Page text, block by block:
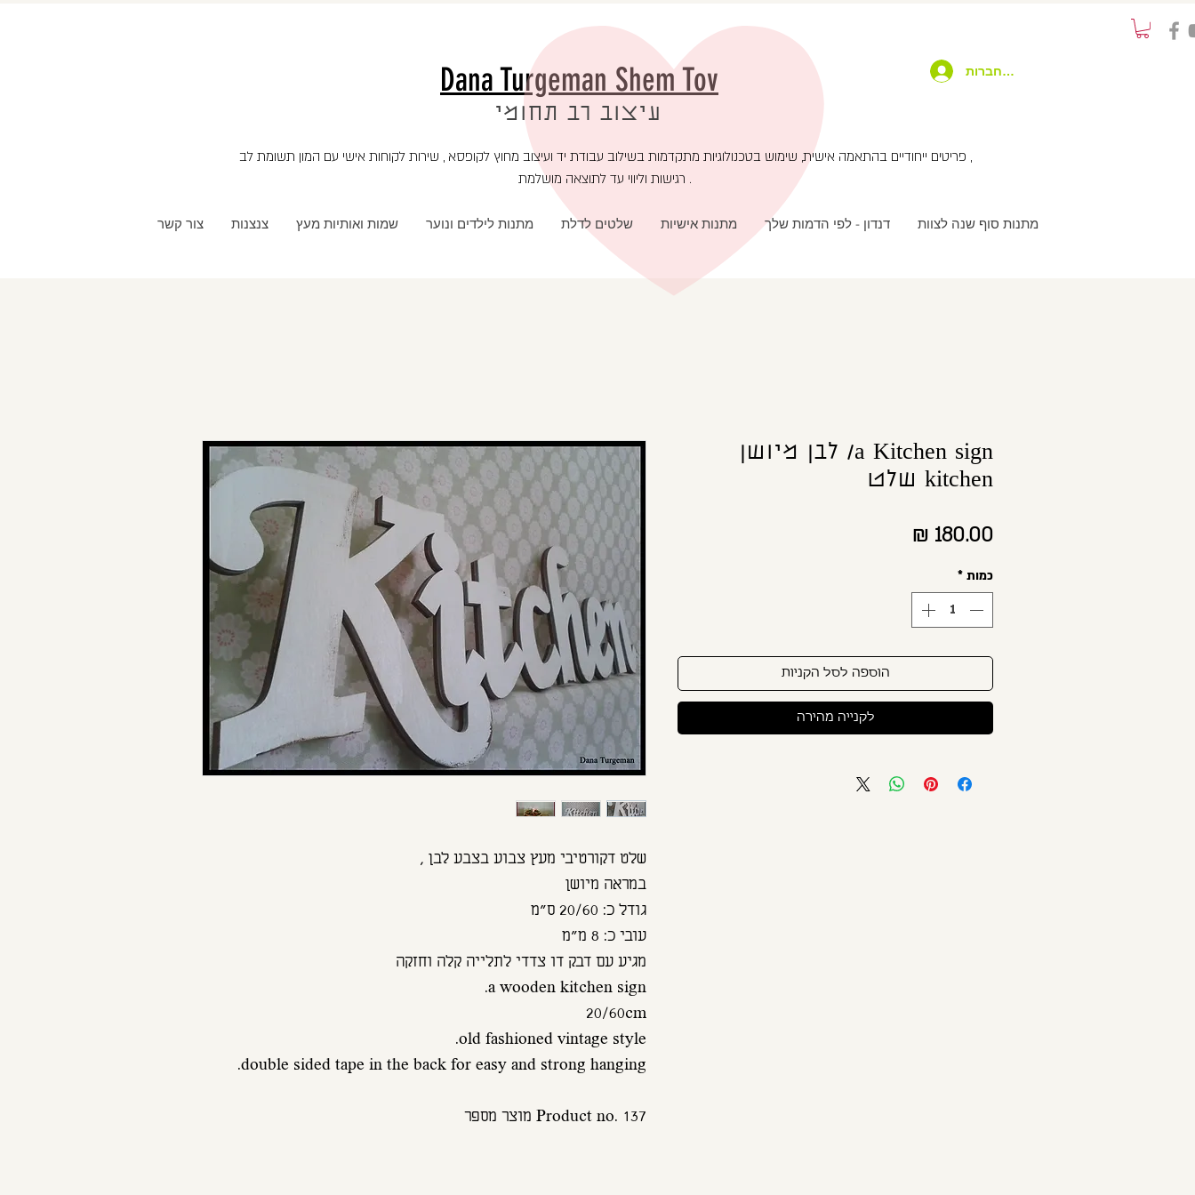
Dana Turgeman Shem Tov
עיצוב רב תחומי
פריטים ייחודיים בהתאמה אישית, שימוש בטכנולוגיות מתקדמות בשילוב עבודת יד ועיצוב מחוץ לקופסא , שירות לקוחות אישי עם המון תשומת לב ,
רגישות וליווי עד לתוצאה מושלמת .
צור קשר צנצנות שמות ואותיות מעץ מתנות לילדים ונוער שלטים לדלת מתנות אישיות דנדון - לפי הדמות שלך מתנות סוף שנה לצוות
להתחברות
שלט דקורטיבי מעץ צבוע בצבע לבן ,
במראה מיושן
גודל כ: 20/60 ס"מ
עובי כ: 8 מ"מ
מגיע עם דבק דו צדדי לתלייה קלה וחזקה
a wooden kitchen sign.
20/60cm
old fashioned vintage style.
double sided tape in the back for easy and strong hanging.
Product no. 137 מוצר מספר
a Kitchen sign/ לבן מיושן
kitchen שלט
כמות *
הוספה לסל הקניות
לקנייה מהירה